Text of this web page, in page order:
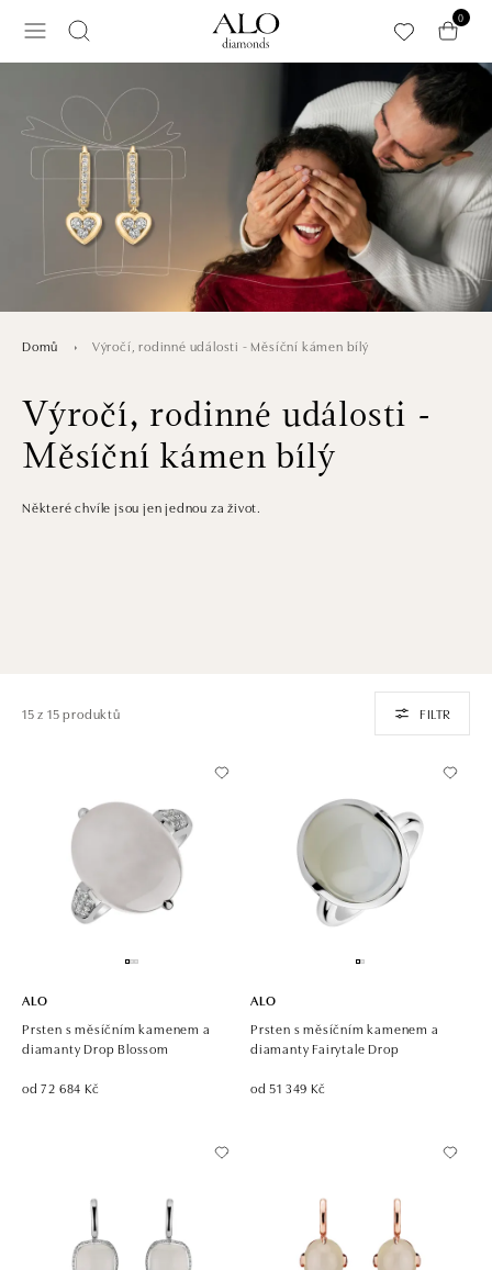
0
Domů Výročí, rodinné události - Měsíční kámen bílý
Výročí, rodinné události -
Měsíční kámen bílý
Některé chvíle jsou jen jednou za život.
15 z 15 produktů FILTR
ALO
Prsten s měsíčním kamenem a
diamanty Drop Blossom
od 72 684 Kč
ALO
Prsten s měsíčním kamenem a
diamanty Fairytale Drop
od 51 349 Kč